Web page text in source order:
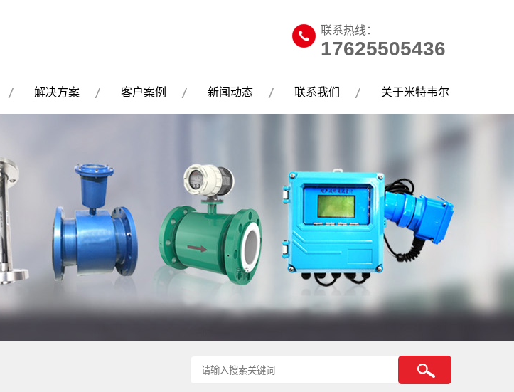
联系热线：
17625505436
解决方案 客户案例 新闻动态 联系我们 关于米特韦尔